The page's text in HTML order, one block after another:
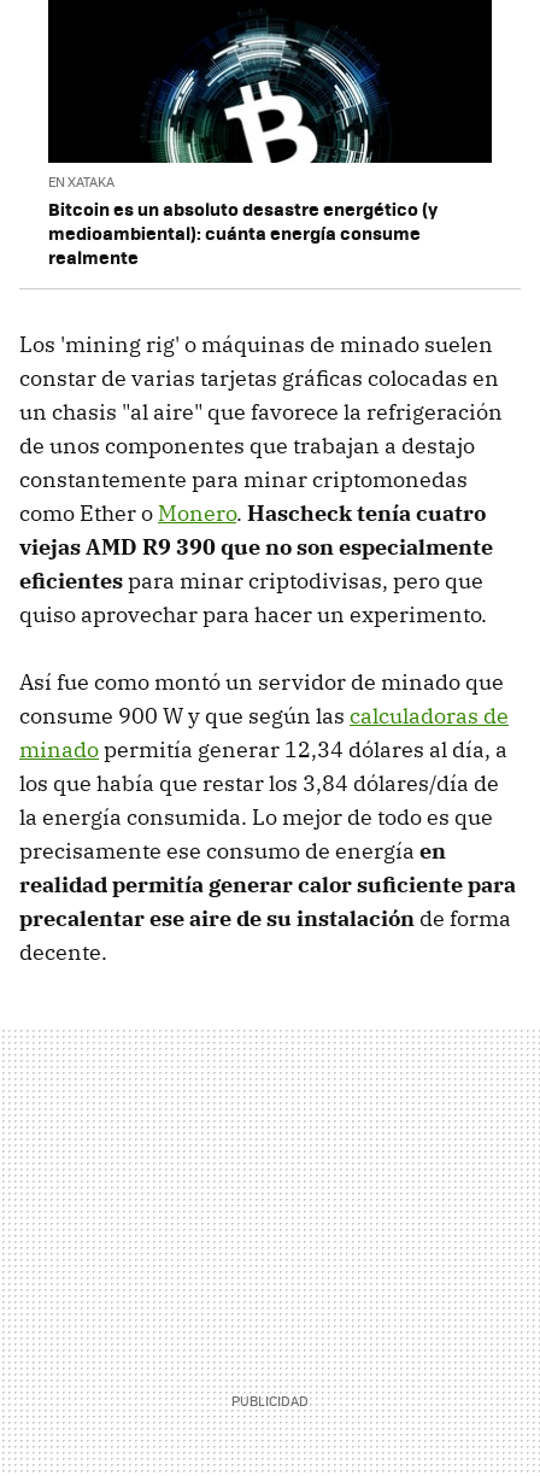
EN XATAKA
Bitcoin es un absoluto desastre energético (y
medioambiental): cuánta energía consume
realmente
Los 'mining rig' o máquinas de minado suelen
constar de varias tarjetas gráficas colocadas en
un chasis "al aire" que favorece la refrigeración
de unos componentes que trabajan a destajo
constantemente para minar criptomonedas
como Ether o Monero. Hascheck tenía cuatro
viejas AMD R9 390 que no son especialmente
eficientespara minar criptodivisas, pero que
quiso aprovechar para hacer un experimento.
Así fue como montó un servidor de minado que
consume 900 W y que según las calculadoras de
minadopermitía generar 12,34 dólares al día, a
los que había que restar los 3,84 dólares/día de
la energía consumida. Lo mejor de todo es que
precisamente ese consumo de energía en
realidad permitía generar calor suficiente para
precalentar ese aire de su instalación de forma
decente.